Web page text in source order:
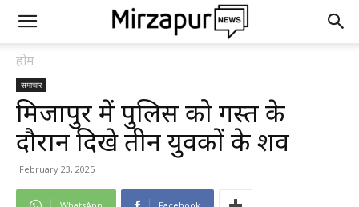
होम
समाचार
मिर्जापुर में पुलिस को गस्त के
दौरान दिखे तीन युवकों के शव
February 23, 2025